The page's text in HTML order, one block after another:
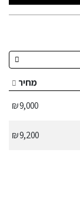
מחיר
9,000 ₪
9,200 ₪